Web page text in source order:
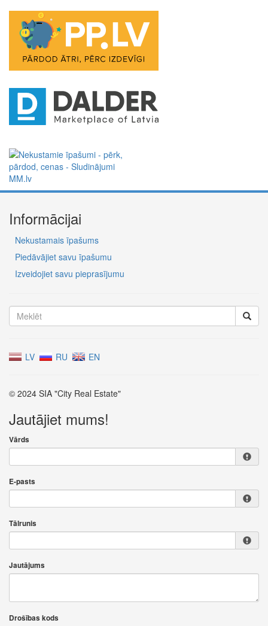
Informācijai
Nekustamais īpašums
Piedāvājiet savu īpašumu
Izveidojiet savu pieprasījumu
LV RU EN
© 2024 SIA "City Real Estate"
Jautājiet mums!
Vārds
E-pasts
Tālrunis
Jautājums
Drošības kods